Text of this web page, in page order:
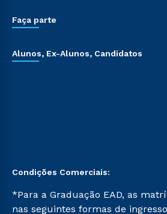
Faça parte
Alunos, Ex-Alunos, Candidatos
Condições Comerciais:
*Para a Graduação EAD, as
nas seguintes formas de